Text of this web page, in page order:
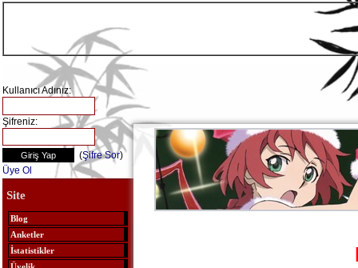
Kullanıcı Adınız:
Şifreniz:
(Şifre Sor)
Üye Ol
Site
Blog
Anketler
İstatistikler